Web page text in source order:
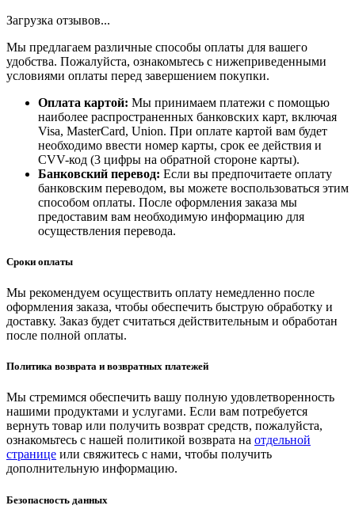
Загрузка отзывов...
Мы предлагаем различные способы оплаты для вашего
удобства. Пожалуйста, ознакомьтесь с нижеприведенными
условиями оплаты перед завершением покупки.
Оплата картой: Мы принимаем платежи с помощью
наиболее распространенных банковских карт, включая
Visa, MasterCard, Union. При оплате картой вам будет
необходимо ввести номер карты, срок ее действия и
CVV-код (3 цифры на обратной стороне карты).
Банковский перевод: Если вы предпочитаете оплату
банковским переводом, вы можете воспользоваться этим
способом оплаты. После оформления заказа мы
предоставим вам необходимую информацию для
осуществления перевода.
Сроки оплаты
Мы рекомендуем осуществить оплату немедленно после
оформления заказа, чтобы обеспечить быструю обработку и
доставку. Заказ будет считаться действительным и обработан
после полной оплаты.
Политика возврата и возвратных платежей
Мы стремимся обеспечить вашу полную удовлетворенность
нашими продуктами и услугами. Если вам потребуется
вернуть товар или получить возврат средств, пожалуйста,
ознакомьтесь с нашей политикой возврата на отдельной
странице или свяжитесь с нами, чтобы получить
дополнительную информацию.
Безопасность данных